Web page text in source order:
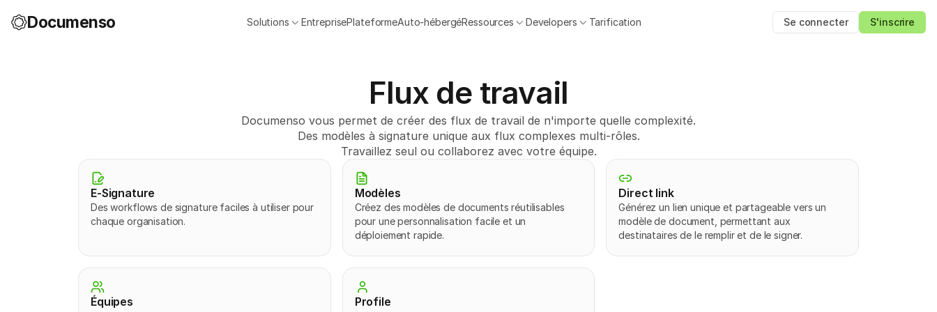
Documenso Solutions EntreprisePlateformeAuto-hébergéRessources Developers Tarification Se connecter S'inscrire
Flux de travail
Documenso vous permet de créer des flux de travail de n'importe quelle complexité.
Des modèles à signature unique aux flux complexes multi-rôles.
Travaillez seul ou collaborez avec votre équipe.
E-Signature
Des workflows de signature faciles à utiliser pour
chaque organisation.
Modèles
Créez des modèles de documents réutilisables
pour une personnalisation facile et un
déploiement rapide.
Direct link
Générez un lien unique et partageable vers un
modèle de document, permettant aux
destinataires de le remplir et de le signer.
Équipes Profile